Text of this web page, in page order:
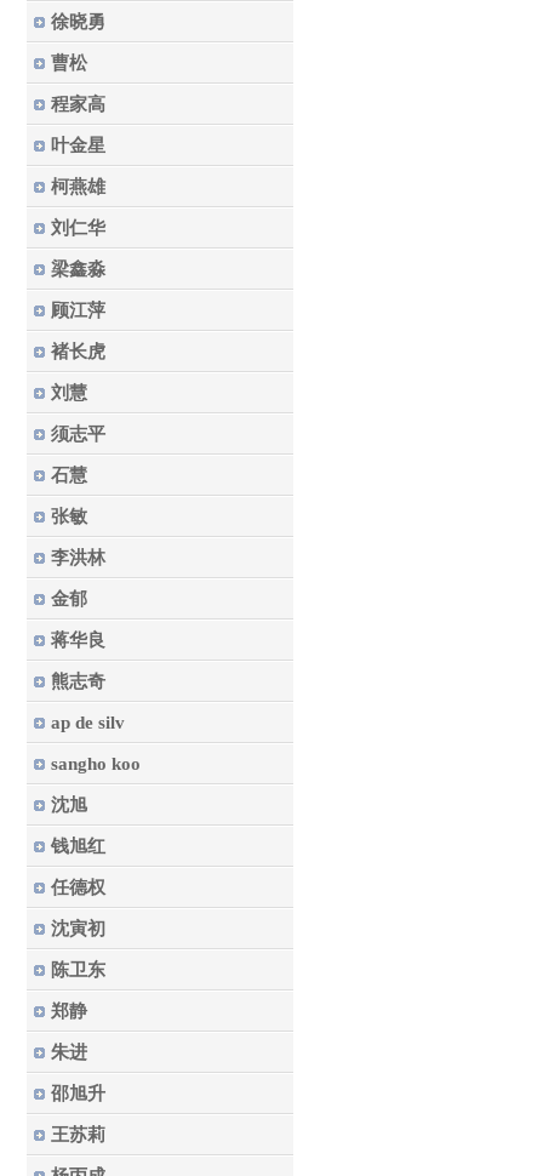
徐晓勇
曹松
程家高
叶金星
柯燕雄
刘仁华
梁鑫淼
顾江萍
褚长虎
刘慧
须志平
石慧
张敏
李洪林
金郁
蒋华良
熊志奇
ap de silv
sangho koo
沈旭
钱旭红
任德权
沈寅初
陈卫东
郑静
朱进
邵旭升
王苏莉